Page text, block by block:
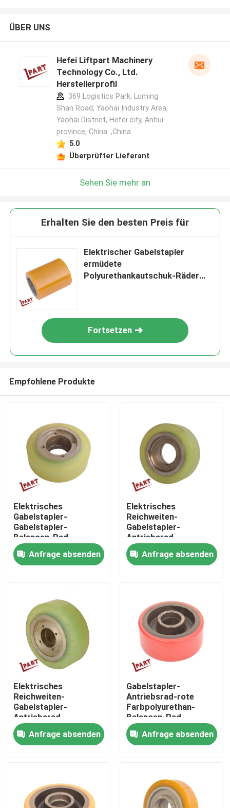
Nach Hause
Über uns
Produkte
Videos
Gabelstapler-Batterie-Teile
Gabelstapler-Antriebsrad
Gabelstapler-Bewegungsprüfer
LED-Gabelstapler-Lichter
ÜBER UNS
Hefei Liftpart Machinery
Technology Co., Ltd.
Herstellerprofil
369 Logistics Park, Luming
Shan Road, Yaohai Industry Area,
Yaohai District, Hefei city, Anhui
province, China. ,China
5.0
Überprüfter Lieferant
Sehen Sie mehr an
Erhalten Sie den besten Preis für
Elektrischer Gabelstapler
ermüdete
Polyurethankautschuk-Räder
Fortsetzen
Empfohlene Produkte
Elektrisches
Gabelstapler-
Gabelstapler-
Balancen-Rad
178x73x72mm der
Reichweiten-6FBR
Anfrage absenden
Elektrisches
Reichweiten-
Gabelstapler-
Antriebsrad-
Balancen-Rad
178x73x72mm
Anfrage absenden
Elektrisches
Reichweiten-
Gabelstapler-
Antriebsrad-
Polyurethan-
Balancen-Rad
178x73mm
Anfrage absenden
Gabelstapler-
Antriebsrad-rote
Farbpolyurethan-
Balancen-Rad
150x60x47mm
Anfrage absenden